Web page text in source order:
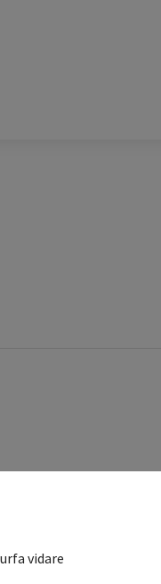
utvärdering av
refraktärt,
och autolog
utvärdering av
refraktärt,
vidare